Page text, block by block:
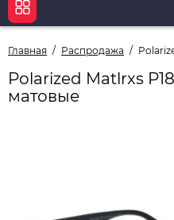
Главная Распродажа
Polarized Matlrxs
матовые